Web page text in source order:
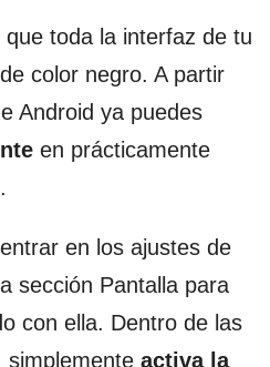
toda la interfaz de tu
color negro. A partir
Android ya puedes
en prácticamente
en los ajustes de
sección Pantalla para
con ella. Dentro de las
simplemente activa la